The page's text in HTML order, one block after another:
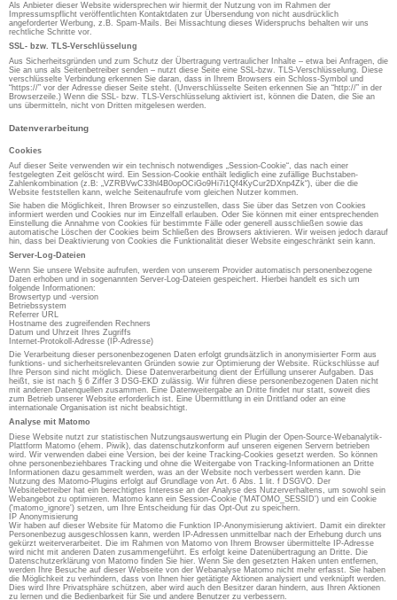
Als Anbieter dieser Website widersprechen wir hiermit der Nutzung von im Rahmen der
Impressumspflicht veröffentlichten Kontaktdaten zur Übersendung von nicht ausdrücklich
angeforderter Werbung, z.B. Spam-Mails. Bei Missachtung dieses Widerspruchs behalten wir uns
rechtliche Schritte vor.
SSL- bzw. TLS-Verschlüsselung
Aus Sicherheitsgründen und zum Schutz der Übertragung vertraulicher Inhalte – etwa bei Anfragen, die
Sie an uns als Seitenbetreiber senden – nutzt diese Seite eine SSL-bzw. TLS-Verschlüsselung. Diese
verschlüsselte Verbindung erkennen Sie daran, dass in Ihrem Browsers ein Schloss-Symbol und
“https://” vor der Adresse dieser Seite steht. (Unverschlüsselte Seiten erkennen Sie an “http://” in der
Browserzeile.) Wenn die SSL- bzw. TLS-Verschlüsselung aktiviert ist, können die Daten, die Sie an
uns übermitteln, nicht von Dritten mitgelesen werden.
Datenverarbeitung
Cookies
Auf dieser Seite verwenden wir ein technisch notwendiges „Session-Cookie“, das nach einer
festgelegten Zeit gelöscht wird. Ein Session-Cookie enthält lediglich eine zufällige Buchstaben-
Zahlenkombination (z.B: „VZRBVwC33hl4B0opOCiGo9Hi7i1Qf4KyCur2DXnp4Zk“), über die die
Website feststellen kann, welche Seitenaufrufe vom gleichen Nutzer kommen.
Sie haben die Möglichkeit, Ihren Browser so einzustellen, dass Sie über das Setzen von Cookies
informiert werden und Cookies nur im Einzelfall erlauben. Oder Sie können mit einer entsprechenden
Einstellung die Annahme von Cookies für bestimmte Fälle oder generell ausschließen sowie das
automatische Löschen der Cookies beim Schließen des Browsers aktivieren. Wir weisen jedoch darauf
hin, dass bei Deaktivierung von Cookies die Funktionalität dieser Website eingeschränkt sein kann.
Server-Log-Dateien
Wenn Sie unsere Website aufrufen, werden von unserem Provider automatisch personenbezogene
Daten erhoben und in sogenannten Server-Log-Dateien gespeichert. Hierbei handelt es sich um
folgende Informationen:
Browsertyp und -version
Betriebssystem
Referrer URL
Hostname des zugreifenden Rechners
Datum und Uhrzeit Ihres Zugriffs
Internet-Protokoll-Adresse (IP-Adresse)
Die Verarbeitung dieser personenbezogenen Daten erfolgt grundsätzlich in anonymisierter Form aus
funktions- und sicherheitsrelevanten Gründen sowie zur Optimierung der Website. Rückschlüsse auf
Ihre Person sind nicht möglich. Diese Datenverarbeitung dient der Erfüllung unserer Aufgaben. Das
heißt, sie ist nach § 6 Ziffer 3 DSG-EKD zulässig. Wir führen diese personenbezogenen Daten nicht
mit anderen Datenquellen zusammen. Eine Datenweitergabe an Dritte findet nur statt, soweit dies
zum Betrieb unserer Website erforderlich ist. Eine Übermittlung in ein Drittland oder an eine
internationale Organisation ist nicht beabsichtigt.
Analyse mit Matomo
Diese Website nutzt zur statistischen Nutzungsauswertung ein Plugin der Open-Source-Webanalytik-
Plattform Matomo (ehem. Piwik), das datenschutzkonform auf unseren eigenen Servern betrieben
wird. Wir verwenden dabei eine Version, bei der keine Tracking-Cookies gesetzt werden. So können
ohne personenbeziehbares Tracking und ohne die Weitergabe von Tracking-Informationen an Dritte
Informationen dazu gesammelt werden, was an der Website noch verbessert werden kann. Die
Nutzung des Matomo-Plugins erfolgt auf Grundlage von Art. 6 Abs. 1 lit. f DSGVO. Der
Websitebetreiber hat ein berechtigtes Interesse an der Analyse des Nutzerverhaltens, um sowohl sein
Webangebot zu optimieren. Matomo kann ein Session-Cookie ('MATOMO_SESSID') und ein Cookie
('matomo_ignore') setzen, um Ihre Entscheidung für das Opt-Out zu speichern.
IP Anonymisierung
Wir haben auf dieser Website für Matomo die Funktion IP-Anonymisierung aktiviert. Damit ein direkter
Personenbezug ausgeschlossen kann, werden IP-Adressen unmittelbar nach der Erhebung durch uns
gekürzt weiterverarbeitet. Die im Rahmen von Matomo von Ihrem Browser übermittelte IP-Adresse
wird nicht mit anderen Daten zusammengeführt. Es erfolgt keine Datenübertragung an Dritte. Die
Datenschutzerklärung von Matomo finden Sie hier. Wenn Sie den gesetzten Haken unten entfernen,
werden Ihre Besuche auf dieser Webseite von der Webanalyse Matomo nicht mehr erfasst. Sie haben
die Möglichkeit zu verhindern, dass von Ihnen hier getätigte Aktionen analysiert und verknüpft werden.
Dies wird Ihre Privatsphäre schützen, aber wird auch den Besitzer daran hindern, aus Ihren Aktionen
zu lernen und die Bedienbarkeit für Sie und andere Benutzer zu verbessern.